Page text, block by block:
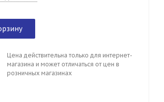
Цена действительна только для интернет-
магазина и может отличаться от цен в
розничных магазинах